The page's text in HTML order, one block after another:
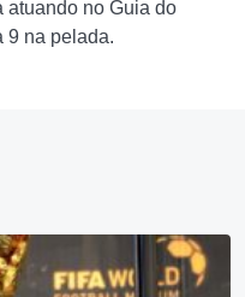
atuando no Guia do
9 na pelada.